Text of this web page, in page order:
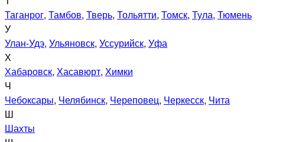
Таганрог, Тамбов, Тверь, Тольятти, Томск, Тула, Тюмень
У
Улан-Удэ, Ульяновск, Уссурийск, Уфа
Х
Хабаровск, Хасавюрт, Химки
Ч
Чебоксары, Челябинск, Череповец, Черкесск, Чита
Ш
Шахты